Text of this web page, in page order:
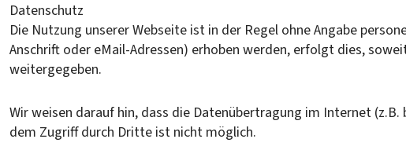
Datenschutz
Die Nutzung unserer Webseite ist in der Regel ohne Angabe
Anschrift oder eMail-Adressen) erhoben werden, erfolgt dies,
weitergegeben.
Wir weisen darauf hin, dass die Datenübertragung im Internet
dem Zugriff durch Dritte ist nicht möglich.